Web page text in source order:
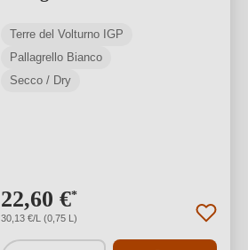
Terre del Volturno IGP
Pallagrello Bianco
Secco / Dry
22,60 €*
30,13 €/L (0,75 L)